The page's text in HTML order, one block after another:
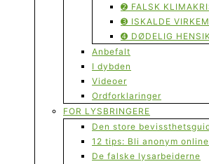
➋ FALSK
➌ ISKALDE
➍ DØDELIG
Anbefalt
I dybden
Videoer
Ordforklaringer
FOR LYSBRINGERE
Den store
12 tips: Bli anonym online
De falske lysarbeiderne